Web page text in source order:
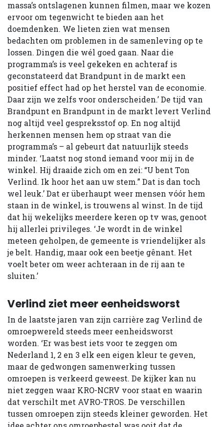
massa’s ontslagenen kunnen filmen, maar we kozen
ervoor om tegenwicht te bieden aan het
doemdenken. We lieten zien wat mensen
bedachten om problemen in de samenleving op te
lossen. Dingen die wél goed gaan. Naar die
programma’s is veel gekeken en achteraf is
geconstateerd dat Brandpunt in de markt een
positief effect had op het herstel van de economie.
Daar zijn we zelfs voor onderscheiden.’ De tijd van
Brandpunt en Brandpunt in de markt levert Verlind
nog altijd veel gespreksstof op. En nog altijd
herkennen mensen hem op straat van die
programma’s – al gebeurt dat natuurlijk steeds
minder. ‘Laatst nog stond iemand voor mij in de
winkel. Hij draaide zich om en zei: “U bent Ton
Verlind. Ik hoor het aan uw stem.” Dat is dan toch
wel leuk.’ Dat er überhaupt weer mensen vóór hem
staan in de winkel, is trouwens al winst. In de tijd
dat hij wekelijks meerdere keren op tv was, genoot
hij allerlei privileges. ‘Je wordt in de winkel
meteen geholpen, de gemeente is vriendelijker als
je belt. Handig, maar ook een beetje gênant. Het
voelt beter om weer achteraan in de rij aan te
sluiten.’
Verlind ziet meer eenheidsworst
In de laatste jaren van zijn carrière zag Verlind de
omroepwereld steeds meer eenheidsworst
worden. ‘Er was best iets voor te zeggen om
Nederland 1, 2 en 3 elk een eigen kleur te geven,
maar de gedwongen samenwerking tussen
omroepen is verkeerd geweest. De kijker kan nu
niet zeggen waar KRO-NCRV voor staat en waarin
dat verschilt met AVRO-TROS. De verschillen
tussen omroepen zijn steeds kleiner geworden. Het